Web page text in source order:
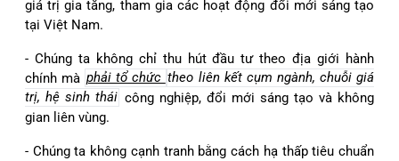
giá trị gia tăng, tham gia các hoạt động đổi mới sáng tạo
tại Việt Nam.
- Chúng ta không chỉ thu hút đầu tư theo địa giới hành
chính mà phải tổ chức theo liên kết cụm ngành, chuỗi giá
trị, hệ sinh thái công nghiệp, đổi mới sáng tạo và không
gian liên vùng.
- Chúng ta không cạnh tranh bằng cách hạ thấp tiêu chuẩn